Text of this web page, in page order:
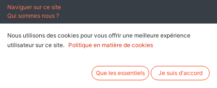
Naviguer sur ce site
Qui sommes nous ?
A propos
Conditions générales de ventes
Nous utilisons des cookies pour vous offrir une meilleure expérience
utilisateur sur ce site.
Politique en matière de cookies
Que les essentiels Je suis d'accord